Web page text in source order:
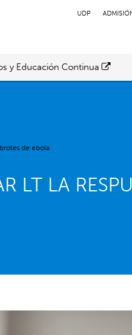
UDP
y Educación Continua
de ébola
LT LA